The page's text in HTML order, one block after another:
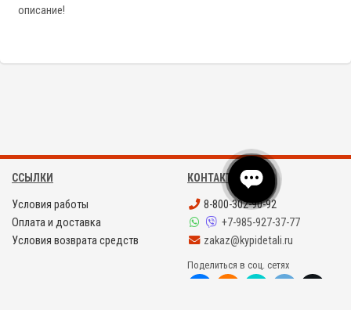
описание!
ССЫЛКИ
Условия работы
Оплата и доставка
Условия возврата средств
КОНТАКТЫ
8-800-302-90-92
+7-985-927-37-77
zakaz@kypidetali.ru
Поделиться в соц. сетях